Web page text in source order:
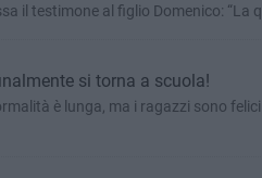
il testimone al figlio Domenico: “La
si torna a scuola!
è lunga, ma i ragazzi sono